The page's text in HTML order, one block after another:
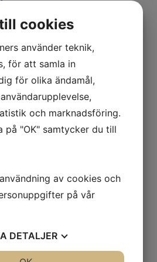
Garrido
cookies
använder teknik,
för att samla in
för olika ändamål,
och marknadsföring.
på "OK" samtycker du till
av cookies och
på vår
DETALJER